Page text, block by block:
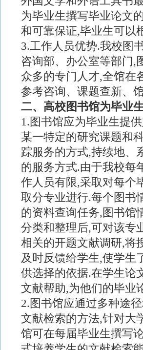
为毕业生撰写毕业论文
和可靠保证,毕业生可以
3.工作人员优势.我校图
咨询部、办公室等部门,
众多的专门人才,全馆在
参考咨询、课题查新、
二、高校图书馆为毕业
1.图书馆应为毕业生提
某一特定的研究课题和
踪服务的方式,持续地、
的服务方式.由于我校每
作人员有限,采取对每个
取分专业进行.每个图书
的资料查询任务,图书馆
分类和整理后,可对该专
相关的开题文献调研,将
及时反馈给学生,使学生
供选择的依据.在学生论
文献帮助,为他们的毕业
2.图书馆应通过多种途
文献检索的方法,针对大
馆可在每届毕业生撰写